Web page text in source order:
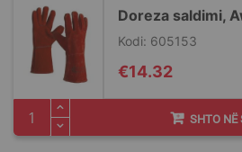
Doreza saldimi,
Kodi: 605153
€14.32
SHTO NË